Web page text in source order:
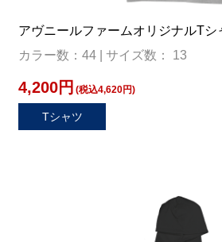
アヴニールファームオリジナルTシ
カラー数：44 | サイズ数： 13
4,200円 (税込4,620円)
Tシャツ